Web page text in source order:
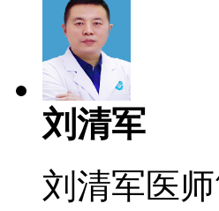
刘清军
刘清军医